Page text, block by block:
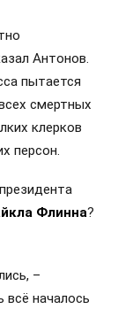
Антонов.
пытается
смертных
клерков
персон.
Флинна?
–
всё началось